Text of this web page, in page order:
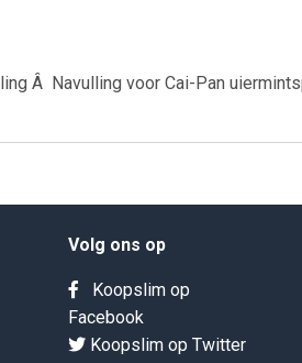
Â Navulling voor Cai-Pan
Volg ons op
Koopslim op
Facebook
Koopslim op Twitter